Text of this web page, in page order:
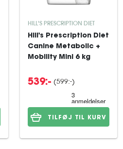
HILL'S PRESCRIPTION DIET
Hill's Prescription Diet
Canine Metabolic +
Mobility Mini 6 kg
539:- (599:-)
TILFØJ TIL KURV